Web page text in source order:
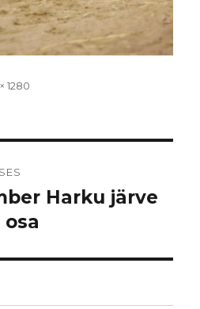
1280
Harku järve